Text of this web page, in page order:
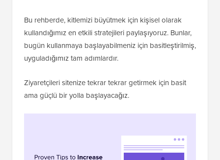
Bu rehberde, kitlemizi büyütmek için kişisel olarak
kullandığımız en etkili stratejileri paylaşıyoruz. Bunlar,
bugün kullanmaya başlayabilmeniz için basitleştirilmiş,
uyguladığımız tam adımlardır.
Ziyaretçileri sitenize tekrar tekrar getirmek için basit
ama güçlü bir yolla başlayacağız.